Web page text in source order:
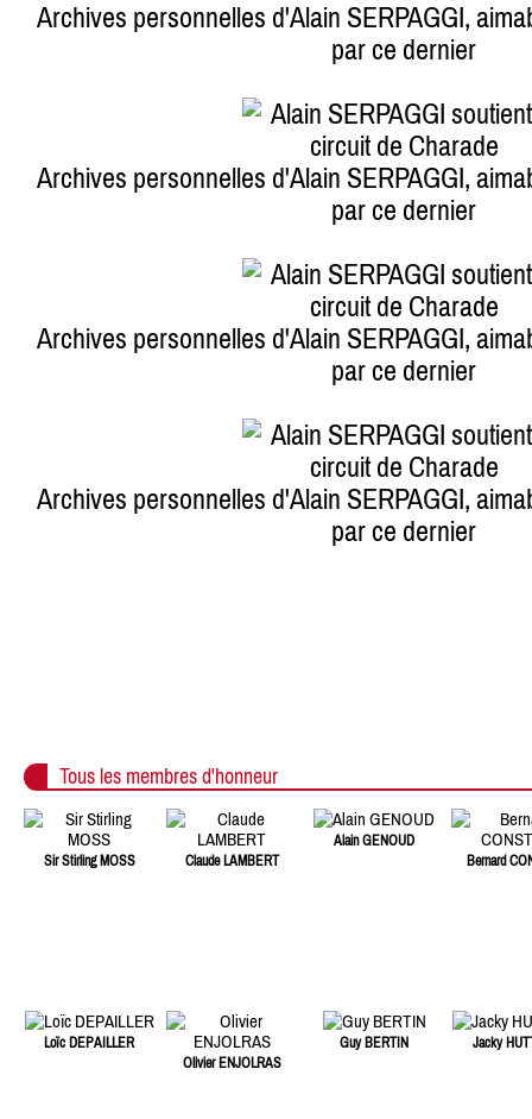
Archives personnelles d'Alain SERPAGGI,
par ce dernier
Archives personnelles d'Alain SERPAGGI,
par ce dernier
Archives personnelles d'Alain SERPAGGI,
par ce dernier
Archives personnelles d'Alain SERPAGGI,
par ce dernier
Tous les membres d'honneur
Sir Stirling MOSS Claude LAMBERT
Alain GENOUD
Bernard
Loïc DEPAILLER
Olivier ENJOLRAS
Guy BERTIN Jacky